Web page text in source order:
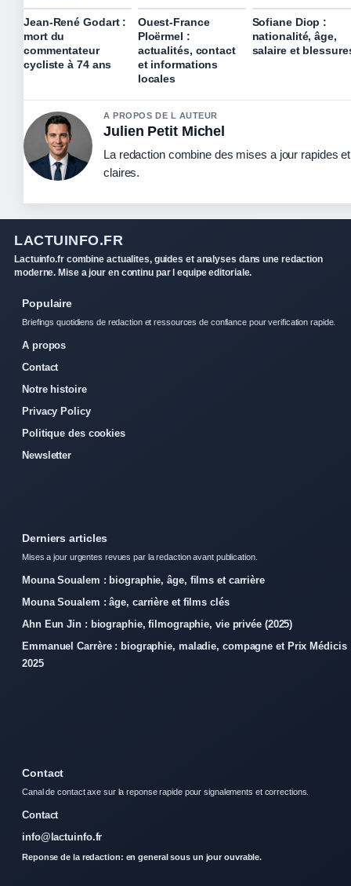
Jean-René Godart :
mort du
commentateur
cycliste à 74 ans
Ouest-France
Ploërmel :
actualités, contact
et informations
locales
Sofiane Diop :
nationalité, âge,
salaire et
A PROPOS DE L AUTEUR
Julien Petit Michel
La redaction combine des mises a jour rapides
claires.
LACTUINFO.FR
Lactuinfo.fr combine actualites, guides et analyses dans une redaction
moderne. Mise a jour en continu par l equipe editoriale.
Populaire
Briefings quotidiens de redaction et ressources de confiance pour verification rapide.
A propos
Contact
Notre histoire
Privacy Policy
Politique des cookies
Newsletter
Derniers articles
Mises a jour urgentes revues par la redaction avant publication.
Mouna Soualem : biographie, âge, films et carrière
Mouna Soualem : âge, carrière et films clés
Ahn Eun Jin : biographie, filmographie, vie privée (2025)
Emmanuel Carrère : biographie, maladie, compagne et Prix Médicis
2025
Contact
Canal de contact axe sur la reponse rapide pour signalements et corrections.
Contact
info@lactuinfo.fr
Reponse de la redaction: en general sous un jour ouvrable.